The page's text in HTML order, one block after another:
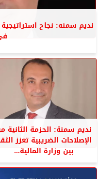
نديم سمنه: نجاح استراتيجية
نديم سمنة: الحزمة الثانية
الإصلاحات الضريبية تعزز
بين وزارة المالية...